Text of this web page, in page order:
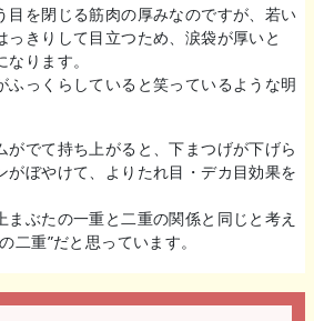
目を閉じる筋肉の厚みなのですが、若い
っきりして目立つため、涙袋が厚いと
ります。
ふっくらしていると笑っているような明
がでて持ち上がると、下まつげが下げら
がぼやけて、よりたれ目・デカ目効果を
ぶたの一重と二重の関係と同じと考え
二重”だと思っています。